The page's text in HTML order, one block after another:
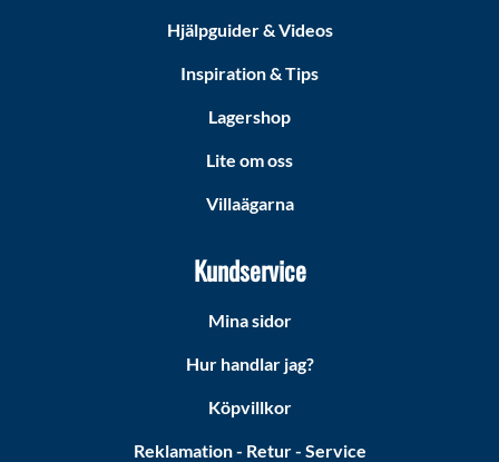
Hjälpguider & Videos
Inspiration & Tips
Lagershop
Lite om oss
Villaägarna
Kundservice
Mina sidor
Hur handlar jag?
Köpvillkor
Reklamation - Retur - Service